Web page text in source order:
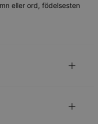
eller ord, födelsesten
Ankarkedja